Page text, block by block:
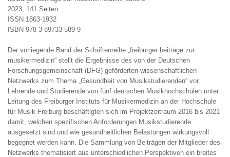
2023; 141 Seiten
ISSN 1863-1932
ISBN 978-3-89733-589-9
Der vorliegende Band der Schriftenreihe „freiburger beiträge zur
musikermedizin“ stellt die Ergebnisse des von der Deutschen
Forschungsgemeinschaft (DFG) geförderten wissenschaftlichen
Netzwerks zum Thema „Gesundheit von Musikstudierenden“ vor.
Lehrende und Studierende von fünf deutschen Musikhochschulen unter
Leitung des Freiburger Instituts für Musikermedizin an der Hochschule
für Musik Freiburg beschäftigten sich im Projektzeitraum 2016 bis 2021
damit, welchen spezifischen Anforderungen Musikstudierende
ausgesetzt sind und wie gesundheitlichen Belastungen wirkungsvoll
begegnet werden kann. Die Sammlung von Beiträgen der Mitglieder des
Netzwerks thematisiert aus unterschiedlichen Perspektiven ein breites